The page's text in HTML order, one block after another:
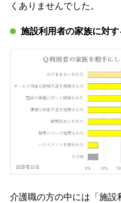
くありませんでした。
施設利用者の家族に対
介護職の方の中には「施設